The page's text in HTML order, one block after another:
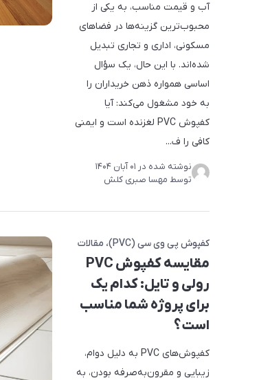
آب و قیمت مناسب، به یکی از
محبوب‌ترین گزینه‌ها در فضاهای
مسکونی، اداری و تجاری تبدیل
شده‌اند. با این حال، یک سؤال
اساسی همواره ذهن خریداران را
به خود مشغول می‌کند: آیا
کفپوش PVC لغزنده است و ایمنی
کافی را ف...
نوشته شده در 01 آبان 1404
توسط مهسا صبری کلش
کفپوش پی وی سی (PVC) مقالات
مقایسه کفپوش PVC
رولی و تایل: کدام یک
برای پروژه شما مناسب
است؟
کفپوش‌های PVC به دلیل دوام،
زیبایی و مقرون‌به‌صرفه بودن، به